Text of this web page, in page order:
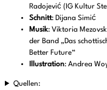
Radojević (IG Kultur
Schnitt: Dijana Simić
Musik: Viktoria
der Band „Das
Better Future“
Illustration: Andrea
Quellen: